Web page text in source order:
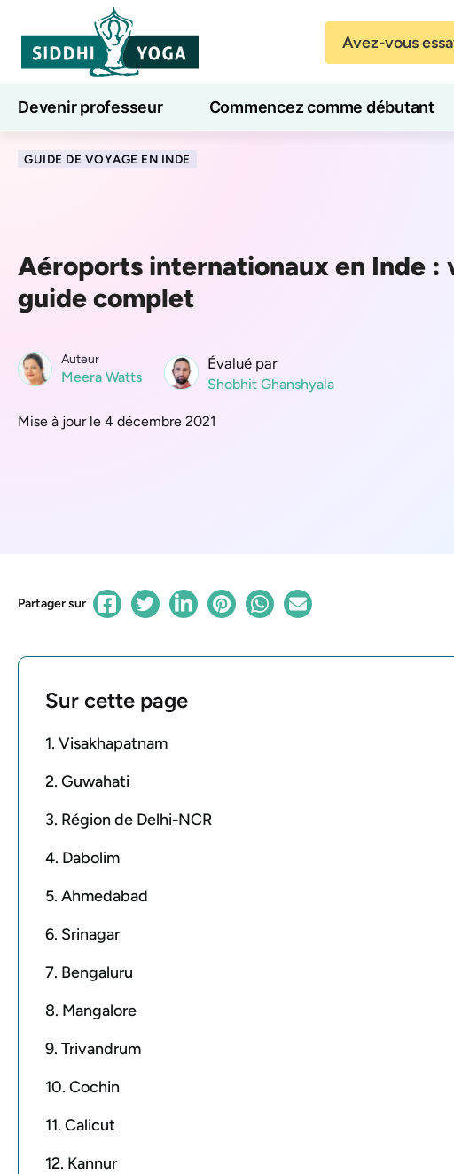
Avez-vous
Devenir professeur Commencez comme débutant
Cours de yoga en ligne
GUIDE DE VOYAGE EN INDE
Aéroports internationaux en Inde :
guide complet
Auteur
Meera Watts
Évalué par
Shobhit Ghanshyala
Mise à jour le 4 décembre 2021
Partager sur
Sur cette page
1. Visakhapatnam
2. Guwahati
3. Région de Delhi-NCR
4. Dabolim
5. Ahmedabad
6. Srinagar
7. Bengaluru
8. Mangalore
9. Trivandrum
10. Cochin
11. Calicut
12. Kannur